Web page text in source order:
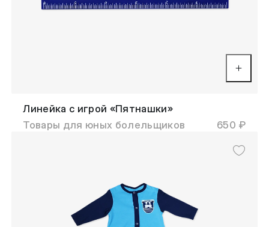
Линейка с игрой «Пятнашки»
Товары для юных болельщиков
650 ₽